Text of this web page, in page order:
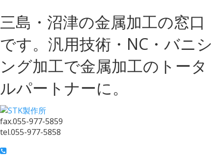
三島・沼津の金属加工の窓口
です。汎用技術・NC・バニシ
ング加工で金属加工のトータ
ルパートナーに。
fax.055-977-5859
tel.055-977-5858